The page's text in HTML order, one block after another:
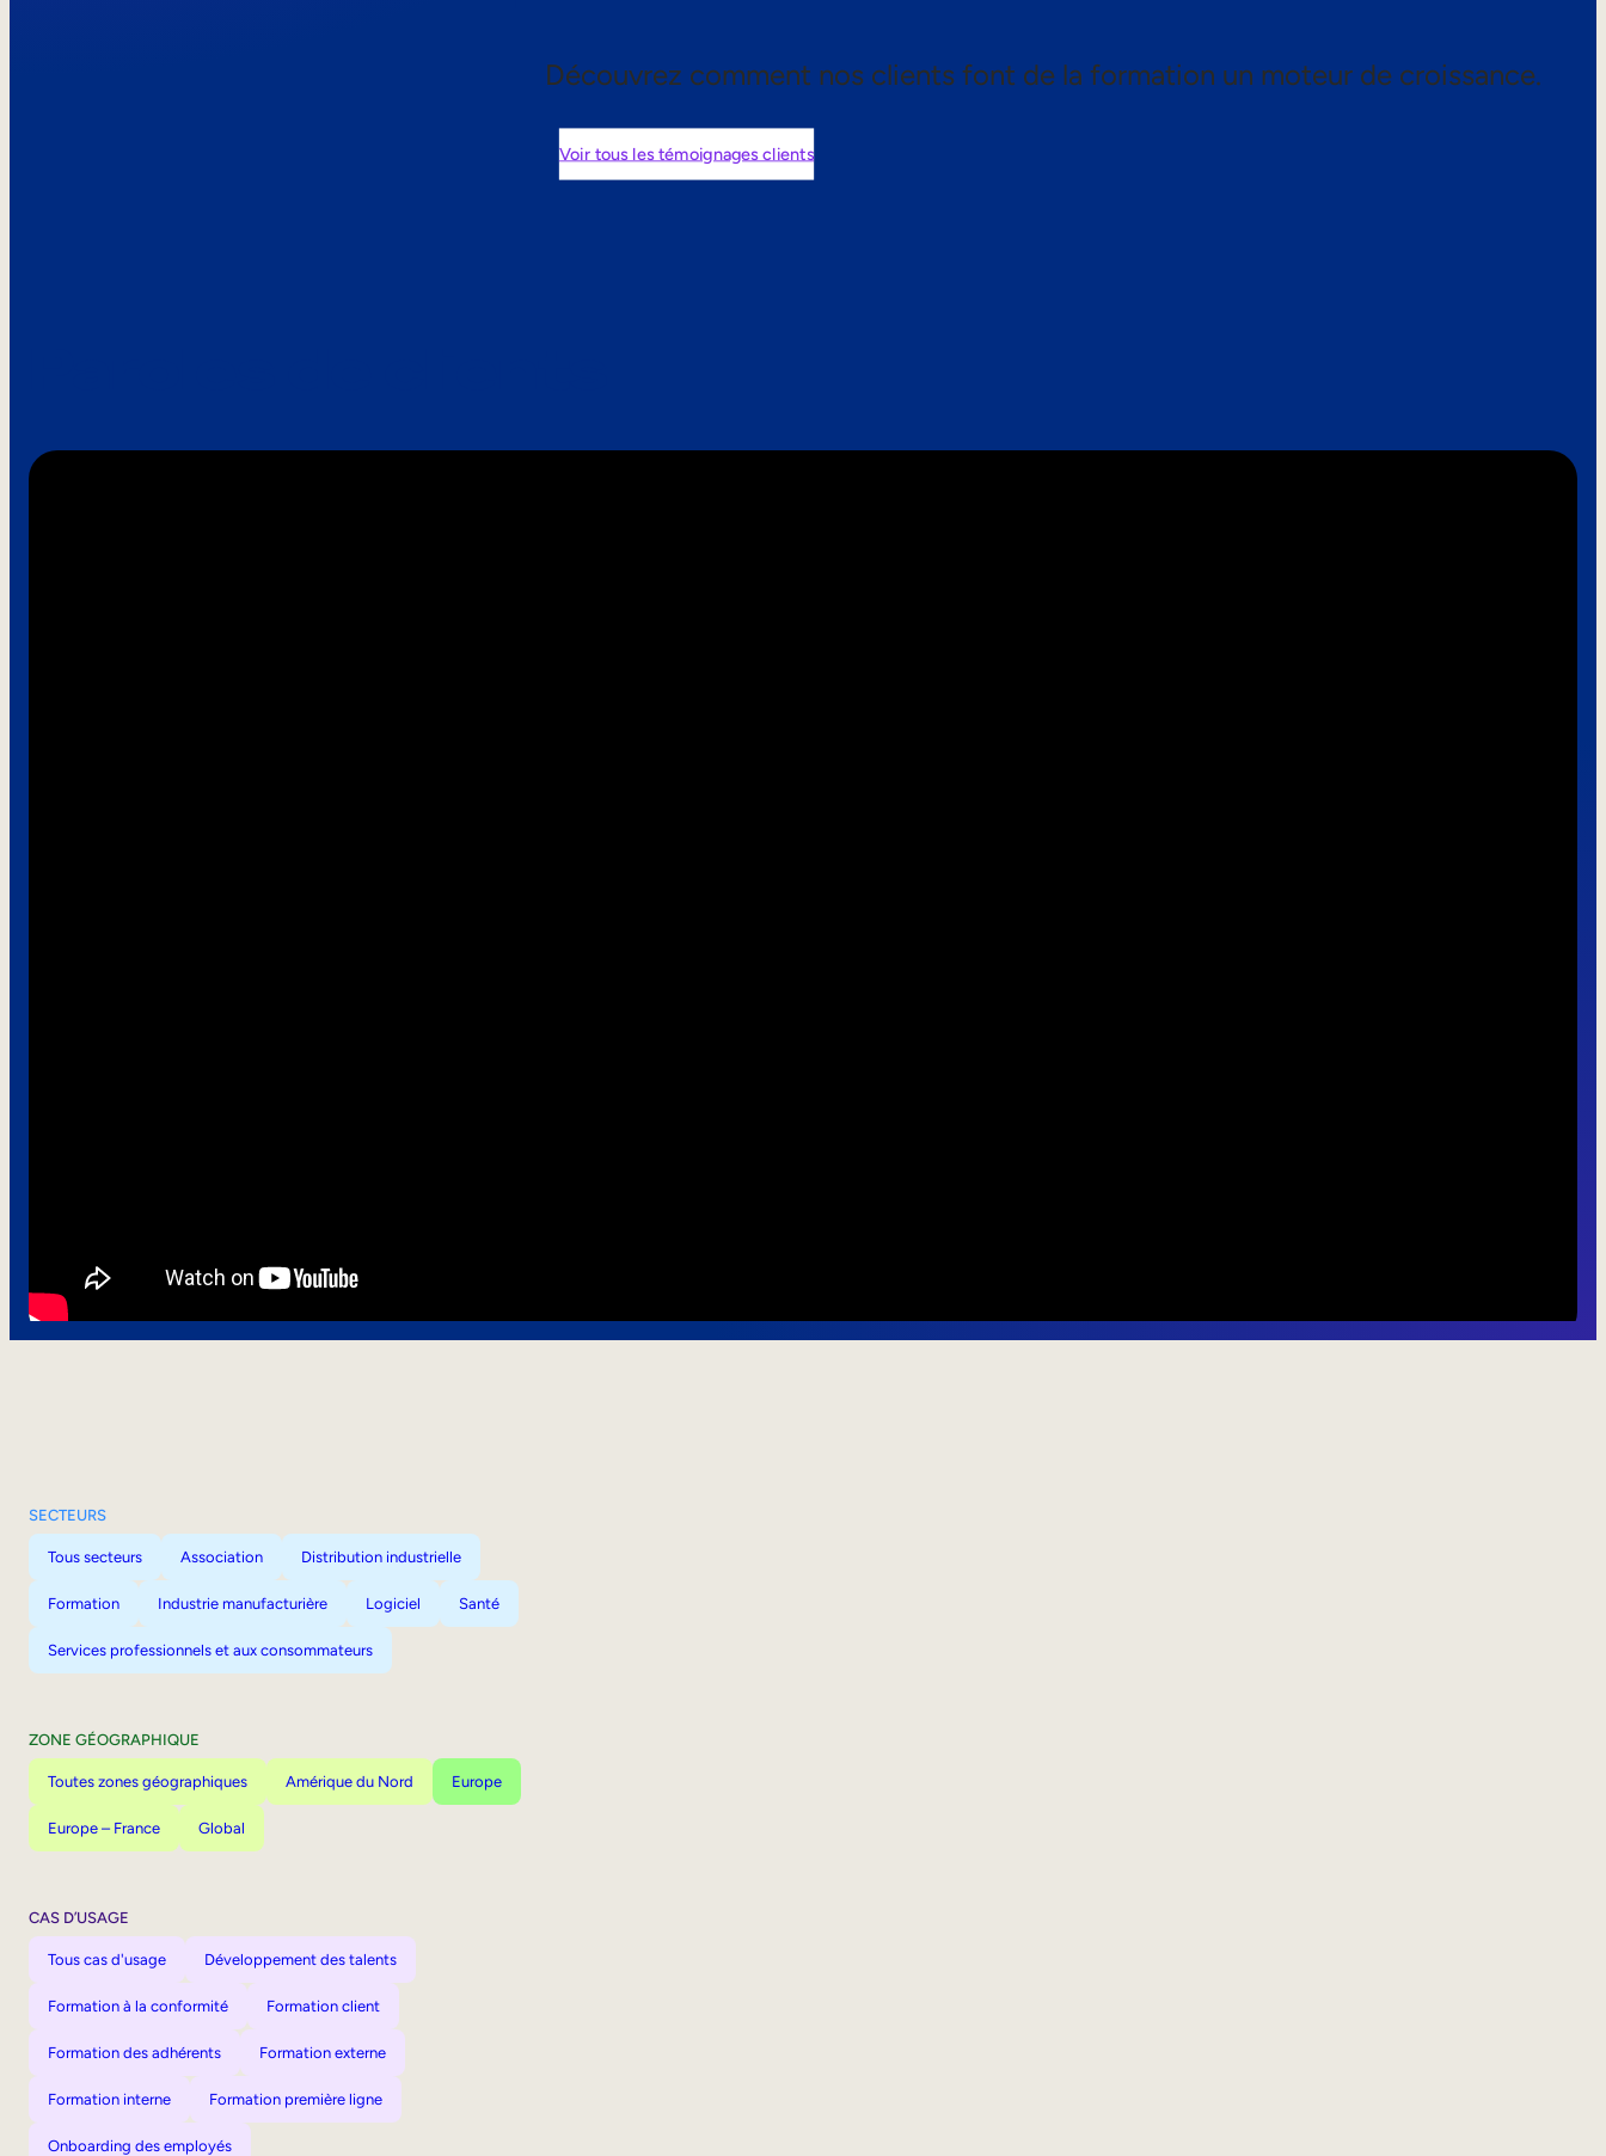
Découvrez comment nos clients font de la formation un moteur de croissance.
Voir tous les témoignages clients
SECTEURS
Tous secteurs Association Distribution industrielle
Formation Industrie manufacturière Logiciel Santé
Services professionnels et aux consommateurs
ZONE GÉOGRAPHIQUE
Toutes zones géographiques Amérique du Nord Europe
Europe – France Global
CAS D’USAGE
Tous cas d'usage Développement des talents
Formation à la conformité Formation client
Formation des adhérents Formation externe
Formation interne Formation première ligne
Onboarding des employés